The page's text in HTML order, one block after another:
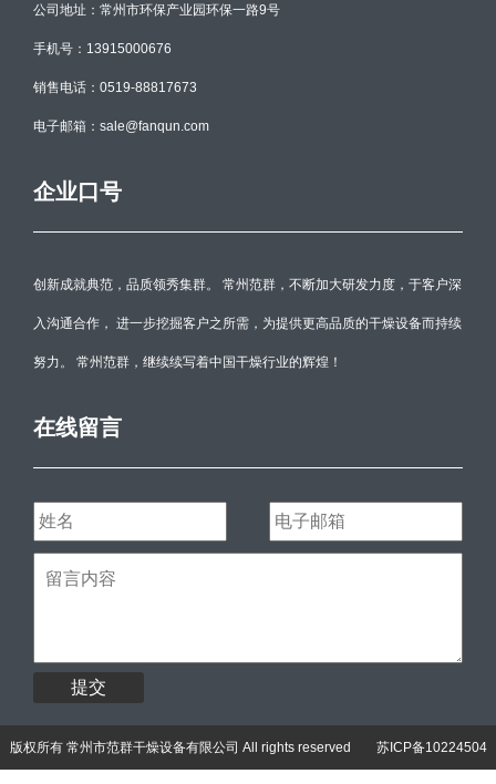
公司地址：常州市环保产业园环保一路9号
手机号：13915000676
销售电话：0519-88817673
电子邮箱：sale@fanqun.com
企业口号
创新成就典范，品质领秀集群。 常州范群，不断加大研发力度，于客户深
入沟通合作， 进一步挖掘客户之所需，为提供更高品质的干燥设备而持续
努力。 常州范群，继续续写着中国干燥行业的辉煌！
在线留言
提交
版权所有 常州市范群干燥设备有限公司 All rights reserved 苏ICP备10224504